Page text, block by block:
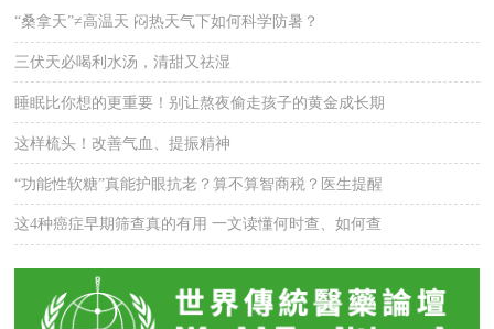
“桑拿天”≠高温天 闷热天气下如何科学防暑？
三伏天必喝利水汤，清甜又祛湿
睡眠比你想的更重要！别让熬夜偷走孩子的黄金成长期
这样梳头！改善气血、提振精神
“功能性软糖”真能护眼抗老？算不算智商税？医生提醒
这4种癌症早期筛查真的有用 一文读懂何时查、如何查